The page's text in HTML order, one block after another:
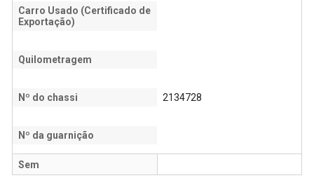
Carro Usado (Certificado de
Exportação)
Quilometragem
Nº do chassi 2134728
Nº da guarnição
Sem